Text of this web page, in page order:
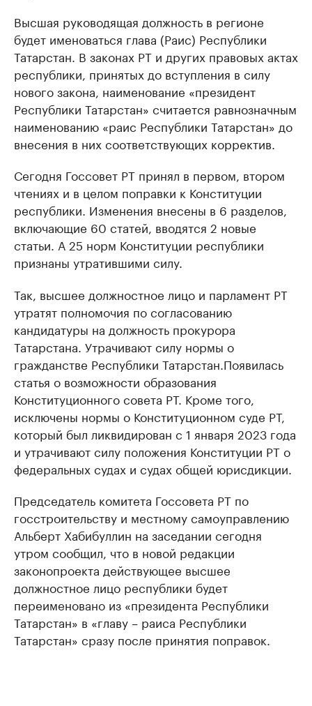
Высшая руководящая должность в регионе
будет именоваться глава (Раис) Республики
Татарстан. В законах РТ и других правовых актах
республики, принятых до вступления в силу
нового закона, наименование «президент
Республики Татарстан» считается равнозначным
наименованию «раис Республики Татарстан» до
внесения в них соответствующих корректив.
Сегодня Госсовет РТ принял в первом, втором
чтениях и в целом поправки к Конституции
республики. Изменения внесены в 6 разделов,
включающие 60 статей, вводятся 2 новые
статьи. А 25 норм Конституции республики
признаны утратившими силу.
Так, высшее должностное лицо и парламент РТ
утратят полномочия по согласованию
кандидатуры на должность прокурора
Татарстана. Утрачивают силу нормы о
гражданстве Республики Татарстан.Появилась
статья о возможности образования
Конституционного совета РТ. Кроме того,
исключены нормы о Конституционном суде РТ,
который был ликвидирован с 1 января 2023 года
и утрачивают силу положения Конституции РТ о
федеральных судах и судах общей юрисдикции.
Председатель комитета Госсовета РТ по
госстроительству и местному самоуправлению
Альберт Хабибуллин на заседании сегодня
утром сообщил, что в новой редакции
законопроекта действующее высшее
должностное лицо республики будет
переименовано из «президента Республики
Татарстан» в «главу – раиса Республики
Татарстан» сразу после принятия поправок.